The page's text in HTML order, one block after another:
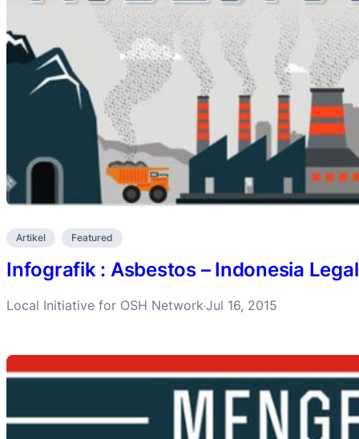
Artikel Featured
Infografik : Asbestos – Indonesia
Local Initiative for OSH Network·Jul 16, 2015